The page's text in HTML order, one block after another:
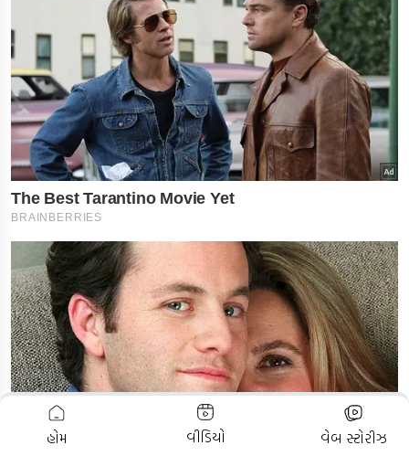
ADVERTISEMENT
હોમ વીડિયો વેબ સ્ટોરીઝ